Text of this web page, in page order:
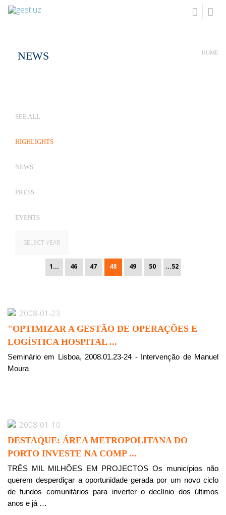
NEWS HOME
SEE ALL
HIGHLIGHTS
NEWS
PRESS
EVENTS
SELECT YEAR
1... 46 47 48 49 50 ...52
2008-01-23
"OPTIMIZAR A GESTÃO DE OPERAÇÕES E
LOGÍSTICA HOSPITAL ...
Seminário em Lisboa, 2008.01.23-24 - Intervenção de Manuel
Moura
2008-01-10
DESTAQUE: ÁREA METROPOLITANA DO
PORTO INVESTE NA COMP ...
TRÊS MIL MILHÕES EM PROJECTOS Os municípios não
querem desperdiçar a oportunidade gerada por um novo ciclo
de fundos comunitários para inverter o declínio dos últimos
anos e já …